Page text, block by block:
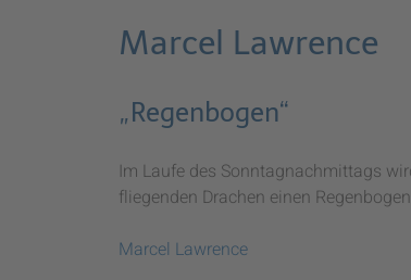
Marcel Lawrence
„Regenbogen“
Im Laufe des Sonntagnachmittags
fliegenden Drachen einen
Marcel Lawrence